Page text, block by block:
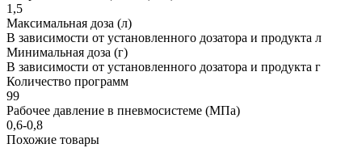
1,5
Максимальная доза (л)
В зависимости от установленного дозатора и продукта л
Минимальная доза (г)
В зависимости от установленного дозатора и продукта г
Количество программ
99
Рабочее давление в пневмосистеме (МПа)
0,6-0,8
Похожие товары